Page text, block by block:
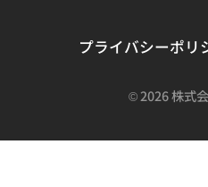
プライバシーポリ
©2026 株式